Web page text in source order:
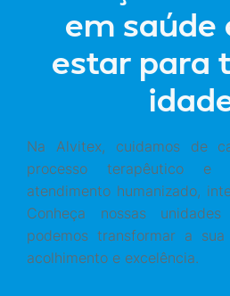
em saúde
estar para
Na Alvitex, cuidamos de
processo terapêutico
atendimento humanizado,
Conheça nossas
podemos transformar a
acolhimento e excelência.